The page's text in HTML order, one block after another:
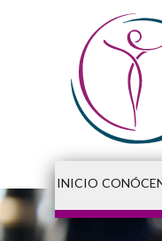
INICIO